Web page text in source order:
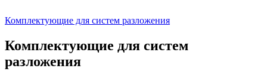
Комплектующие для систем разложения
Комплектующие для систем
разложения